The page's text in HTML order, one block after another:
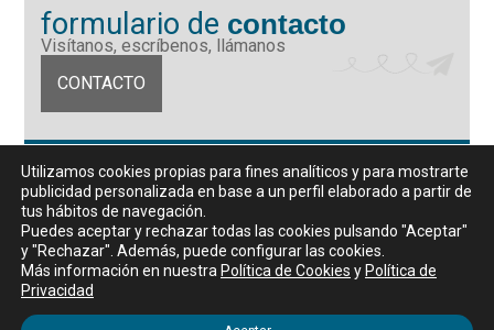
formulario de contacto
Visítanos, escríbenos, llámanos
CONTACTO
Fundación Universidad de Cádiz
Calle Ancha 10 (Edificio José Pérez Llorca), CP. 11001, Cádiz
CIF: G11442167
956 07 03 70 / 72
Horario de atención al público
De lunes a viernes, de 9 a 14 horas
Utilizamos cookies propias para fines analíticos y para mostrarte
publicidad personalizada en base a un perfil elaborado a partir de
tus hábitos de navegación.
Puedes aceptar y rechazar todas las cookies pulsando "Aceptar"
y "Rechazar". Además, puede configurar las cookies.
Más información en nuestra Política de Cookies y Política de
Privacidad